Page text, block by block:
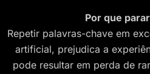
Por que
Repetir palavras-chave em
artificial, prejudica a
pode resultar em perda de